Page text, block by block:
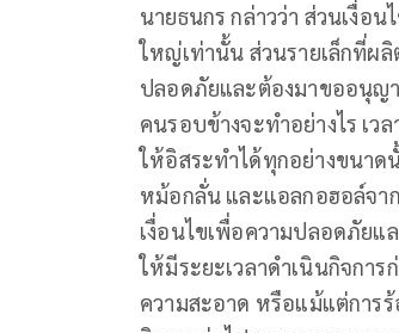
นายธนกร กล่าวว่า ส่วนเงื่อ
ใหญ่เท่านั้น ส่วนรายเล็กที่ผ
ปลอดภัยและต้องมาขออนุญ
คนรอบข้างจะทำอย่างไร เว
ให้อิสระทำได้ทุกอย่างขนาด
หม้อกลั่น และแอลกอฮอล์จา
เงื่อนไขเพื่อความปลอดภัยแ
ให้มีระยะเวลาดำเนินกิจก
ความสะอาด หรือแม้แต่การ